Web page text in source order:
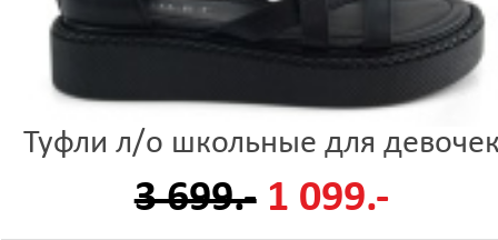
Туфли л/о школьные для
3 699.- 1 099.-